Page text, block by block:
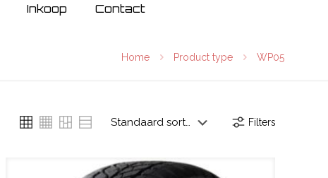
Inkoop Contact
Home Product type WP05
Filters